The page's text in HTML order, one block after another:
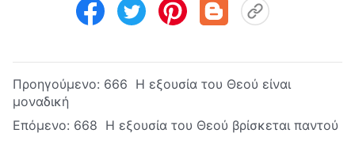
Προηγούμενο: 666 Η εξουσία του Θεού είναι
μοναδική
Επόμενο: 668 Η εξουσία του Θεού βρίσκεται παντού